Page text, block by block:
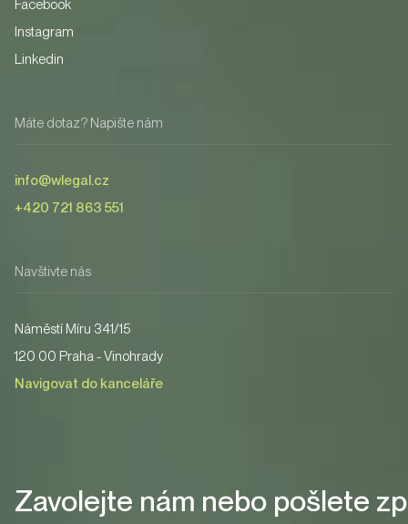
Facebook
Instagram
Linkedin
Máte dotaz? Napište nám
info@wlegal.cz
+420 721 863 551
Navštivte nás
Náměstí Míru 341/15
120 00 Praha - Vinohrady
Navigovat do kanceláře
Zavolejte nám nebo pošlete